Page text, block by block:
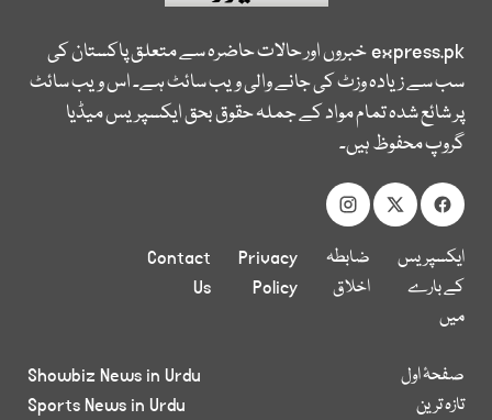
express.pkخبروں اور حالات حاضرہ سے متعلق پاکستان کی
سب سے زیادہ وزٹ کی جانے والی ویب سائٹ ہے۔ اس ویب سائٹ
پر شائع شدہ تمام مواد کے جملہ حقوق بحق ایکسپریس میڈیا
گروپ محفوظ ہیں۔
ایکسپریس
کے بارے
میں
ضابطہ
اخلاق
Privacy
Policy
Contact
Us
صفحۂ اول
تازہ ترین
Showbiz News in Urdu
Sports News in Urdu